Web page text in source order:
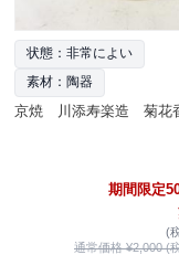
状態：非常によい
素材：陶器
京焼 川添寿楽造 菊花
期間限定
(
通常価格 ¥2,000 (